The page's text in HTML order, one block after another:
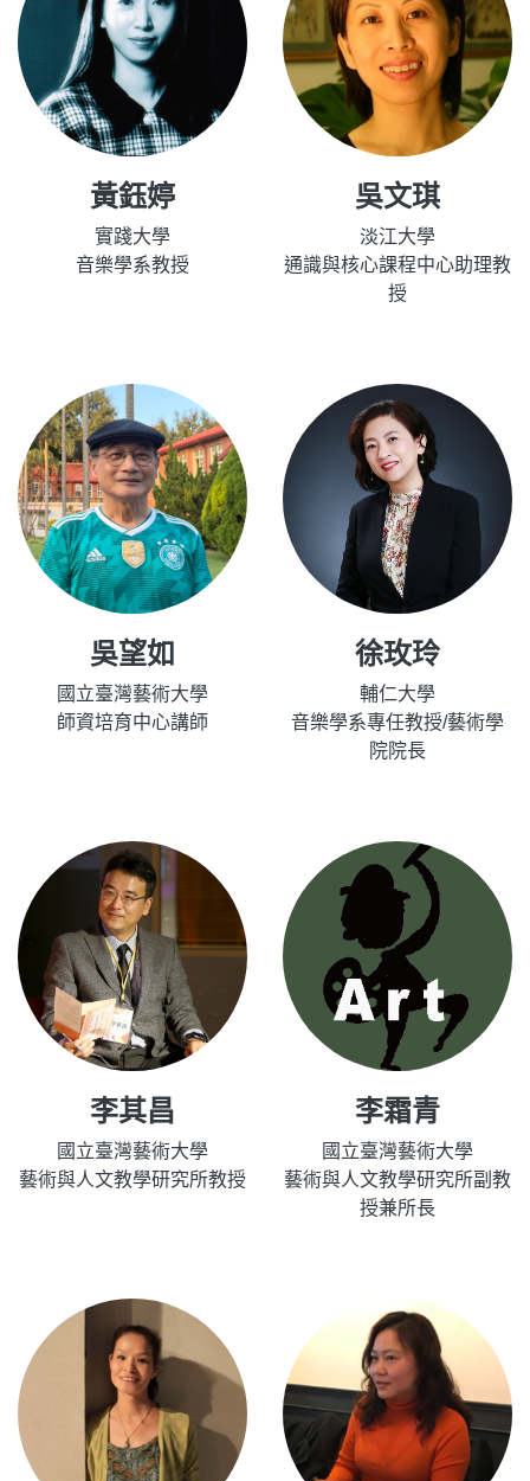
黃鈺婷
實踐大學
音樂學系教授
吳文琪
淡江大學
通識與核心課程中心助理教
授
吳望如
國立臺灣藝術大學
師資培育中心講師
徐玫玲
輔仁大學
音樂學系專任教授/藝術學
院院長
李其昌
國立臺灣藝術大學
藝術與人文教學研究所教授
李霜青
國立臺灣藝術大學
藝術與人文教學研究所副教
授兼所長